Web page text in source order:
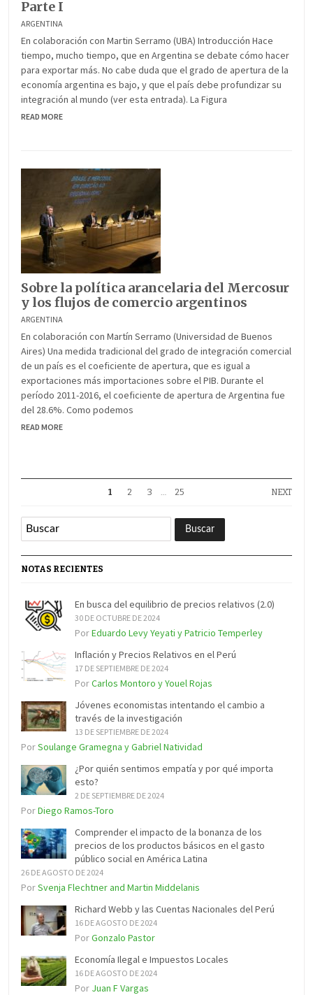
Parte I
ARGENTINA
En colaboración con Martin Serramo (UBA) Introducción Hace
tiempo, mucho tiempo, que en Argentina se debate cómo hacer
para exportar más. No cabe duda que el grado de apertura de la
economía argentina es bajo, y que el país debe profundizar su
integración al mundo (ver esta entrada). La Figura
READ MORE
Sobre la política arancelaria del Mercosur
y los flujos de comercio argentinos
ARGENTINA
En colaboración con Martín Serramo (Universidad de Buenos
Aires) Una medida tradicional del grado de integración comercial
de un país es el coeficiente de apertura, que es igual a
exportaciones más importaciones sobre el PIB. Durante el
período 2011-2016, el coeficiente de apertura de Argentina fue
del 28.6%. Como podemos
READ MORE
1 2 3 25 NEXT
NOTAS RECIENTES
En busca del equilibrio de precios relativos (2.0)
30 DE OCTUBRE DE 2024
PorEduardo Levy Yeyati y Patricio Temperley
Inflación y Precios Relativos en el Perú
17 DE SEPTIEMBRE DE 2024
PorCarlos Montoro y Youel Rojas
Jóvenes economistas intentando el cambio a
través de la investigación
13 DE SEPTIEMBRE DE 2024
PorSoulange Gramegna y Gabriel Natividad
¿Por quién sentimos empatía y por qué importa
esto?
2 DE SEPTIEMBRE DE 2024
PorDiego Ramos-Toro
Comprender el impacto de la bonanza de los
precios de los productos básicos en el gasto
público social en América Latina
26 DE AGOSTO DE 2024
PorSvenja Flechtner and Martin Middelanis
Richard Webb y las Cuentas Nacionales del Perú
16 DE AGOSTO DE 2024
PorGonzalo Pastor
Economía Ilegal e Impuestos Locales
16 DE AGOSTO DE 2024
Por Juan F Vargas